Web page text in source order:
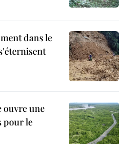
dans le
ouvre une
pour le